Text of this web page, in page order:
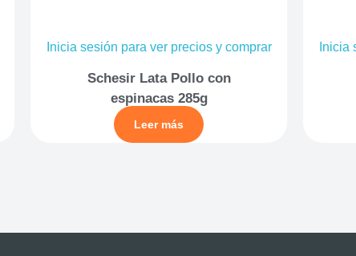
Inicia sesión para ver precios y comprar
Schesir Lata Pollo con
espinacas 285g
Leer más
Inicia